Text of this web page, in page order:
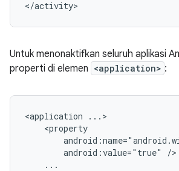
Untuk menonaktifkan seluruh aplikasi
properti di elemen <application> :
<application
android:value="true"
...